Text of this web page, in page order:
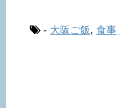
- 大阪ご飯, 食事